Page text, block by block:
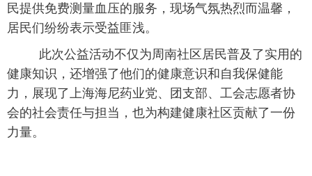
民提供免费测量血压的服务，现场气氛热烈而温馨，
居民们纷纷表示受益匪浅。
此次公益活动不仅为周南社区居民普及了实用的
健康知识，还增强了他们的健康意识和自我保健能
力，展现了上海海尼药业党、团支部、工会志愿者协
会的社会责任与担当，也为构建健康社区贡献了一份
力量。